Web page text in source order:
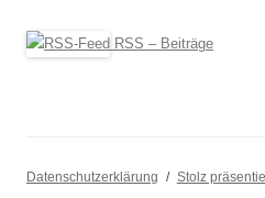
RSS – Beiträge
Datenschutzerklärung Stolz